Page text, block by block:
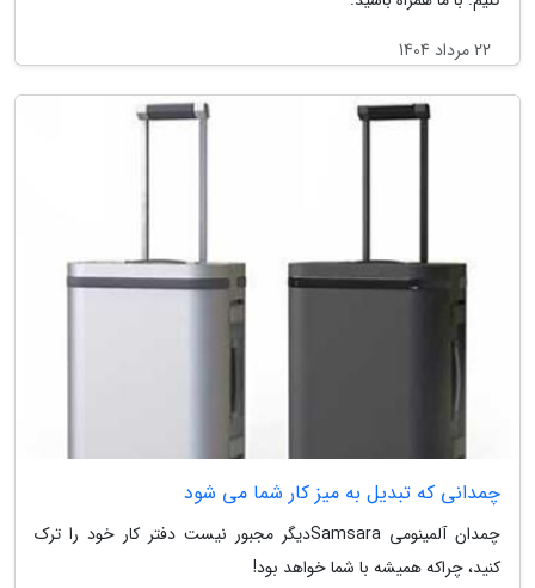
22 مرداد 1404
چمدانی که تبدیل به میز کار شما می شود
چمدان آلمینومی Samsaraدیگر مجبور نیست دفتر کار خود را ترک
کنید، چراکه همیشه با شما خواهد بود!